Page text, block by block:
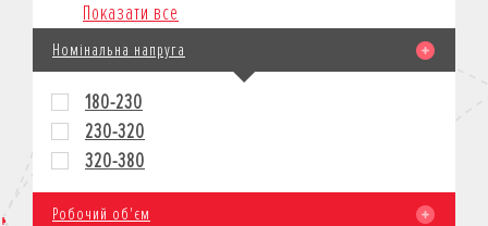
Показати все
Номінальна напруга
180-230
230-320
320-380
Робочий об'єм